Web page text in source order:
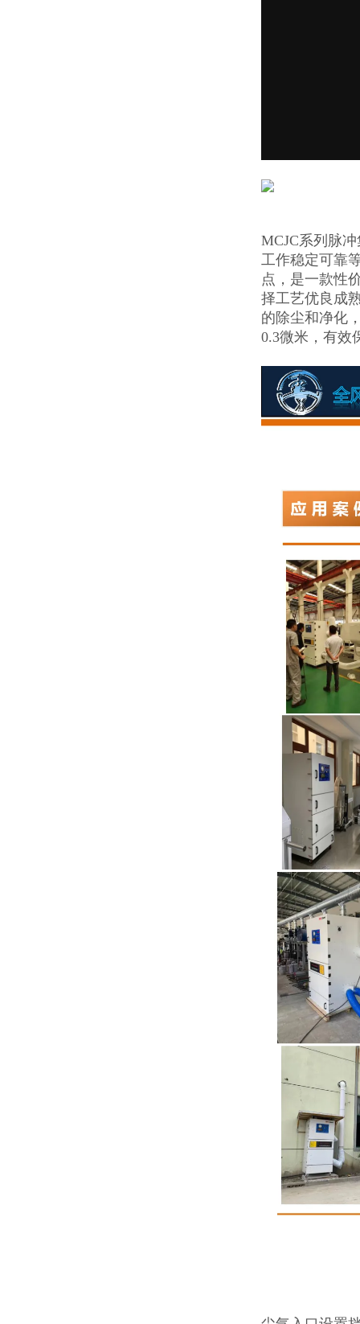
MCJC系列脉
工作稳定可靠
点，是一款性
择工艺优良成
的除尘和净化
0.3微米，有效